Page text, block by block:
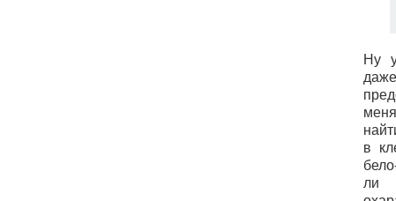
Ну
в